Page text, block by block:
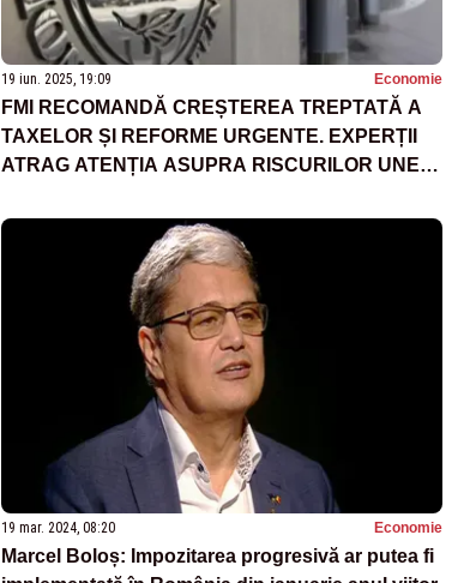
19 iun. 2025, 19:09 Economie
FMI RECOMANDĂ CREȘTEREA TREPTATĂ A
TAXELOR ȘI REFORME URGENTE. EXPERȚII
ATRAG ATENȚIA ASUPRA RISCURILOR UNEI
19 mar. 2024, 08:20 Economie
Marcel Boloș: Impozitarea progresivă ar putea fi